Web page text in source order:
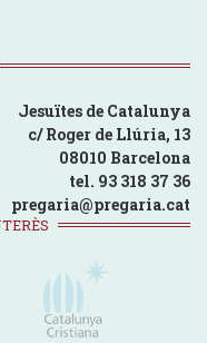
Jesuïtes de Catalunya
c/ Roger de Llúria, 13
08010 Barcelona
tel. 93 318 37 36
pregaria@pregaria.cat